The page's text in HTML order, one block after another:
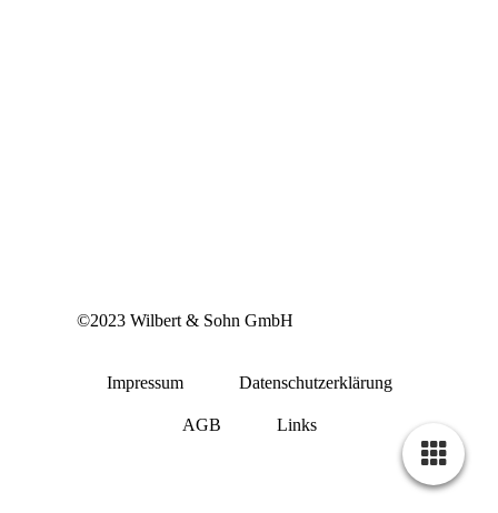
©2023 Wilbert & Sohn GmbH
Impressum Datenschutzerklärung
AGB Links